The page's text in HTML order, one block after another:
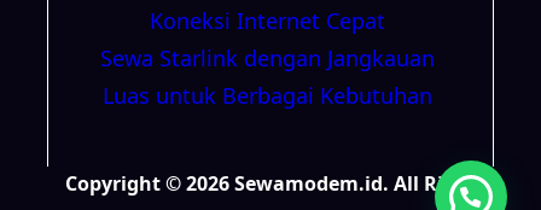
Koneksi Internet Cepat
Sewa Starlink dengan Jangkauan
Luas untuk Berbagai Kebutuhan
Copyright © 2026 Sewamodem.id. All Right